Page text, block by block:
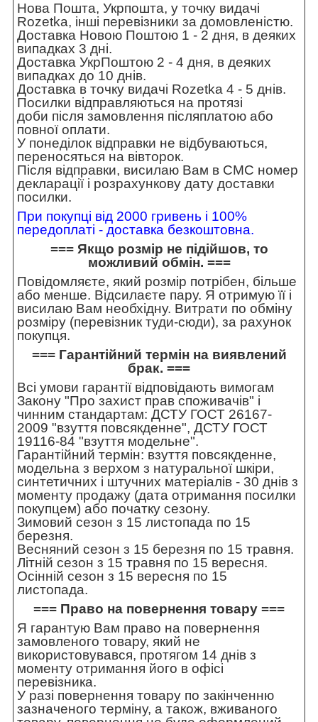
Нова Пошта, Укрпошта, у точку видачі
Rozetka, інші перевізники за домовленістю.
Доставка Новою Поштою 1 - 2 дня, в деяких
випадках 3 дні.
Доставка УкрПоштою 2 - 4 дня, в деяких
випадках до 10 днів.
Доставка в точку видачі Rozetka 4 - 5 днів.
Посилки відправляються на протязі
доби після замовлення післяплатою або
повної оплати.
У понеділок відправки не відбуваються,
переносяться на вівторок.
Після відправки, висилаю Вам в СМС номер
декларації і розрахункову дату доставки
посилки.
При покупці від 2000 гривень і 100%
передоплаті - доставка безкоштовна.
=== Якщо розмір не підійшов, то
можливий обмін. ===
Повідомляєте, який розмір потрібен, більше
або менше. Відсилаєте пару. Я отримую її і
висилаю Вам необхідну. Витрати по обміну
розміру (перевізник туди-сюди), за рахунок
покупця.
=== Гарантійний термін на виявлений
брак. ===
Всі умови гарантії відповідають вимогам
Закону "Про захист прав споживачів" і
чинним стандартам: ДСТУ ГОСТ 26167-
2009 "взуття повсякденне", ДСТУ ГОСТ
19116-84 "взуття модельне".
Гарантійний термін: взуття повсякденне,
модельна з верхом з натуральної шкіри,
синтетичних і штучних матеріалів - 30 днів з
моменту продажу (дата отримання посилки
покупцем) або початку сезону.
Зимовий сезон з 15 листопада по 15
березня.
Весняний сезон з 15 березня по 15 травня.
Літній сезон з 15 травня по 15 вересня.
Осінній сезон з 15 вересня по 15
листопада.
=== Право на повернення товару ===
Я гарантую Вам право на повернення
замовленого товару, який не
використовувався, протягом 14 днів з
моменту отримання його в офісі
перевізника.
У разі повернення товару по закінченню
зазначеного терміну, а також, вживаного